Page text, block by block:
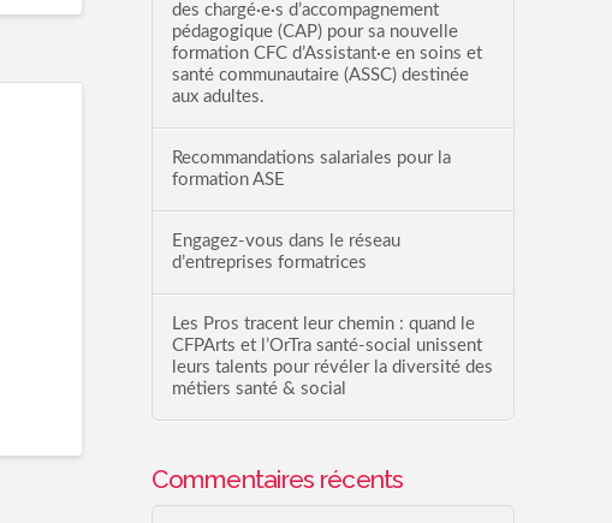
des chargé·e·s d’accompagnement
pédagogique (CAP) pour sa nouvelle
formation CFC d’Assistant·e en soins et
santé communautaire (ASSC) destinée
aux adultes.
Recommandations salariales pour la
formation ASE
Engagez-vous dans le réseau
d’entreprises formatrices
Les Pros tracent leur chemin : quand le
CFPArts et l’OrTra santé-social unissent
leurs talents pour révéler la diversité des
métiers santé & social
Commentaires récents